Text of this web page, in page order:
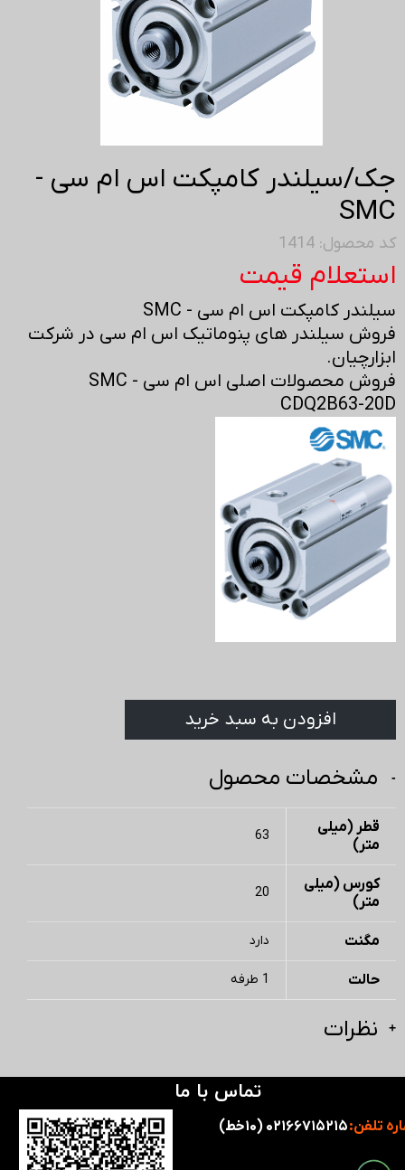
جک/سیلندر کامپکت اس ام سی -
SMC
کد محصول: 1414
استعلام قیمت
سیلندر کامپکت اس ام سی - SMC
فروش سیلندر های پنوماتیک اس ام سی در شرکت
ابزارچیان.
فروش محصولات اصلی اس ام سی - SMC
CDQ2B63-20D
افزودن به سبد خرید
مشخصات محصول
قطر (میلی
متر)
63
کورس (میلی
متر)
20
مگنت دارد
حالت 1 طرفه
نظرات
تماس با ما
تلفن: